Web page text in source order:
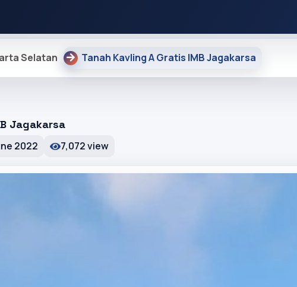
Selatan Tanah Kavling A Gratis IMB Jagakarsa
Jagakarsa
2022 7,072 view